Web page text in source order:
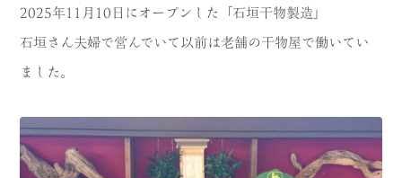
2025年11月10日にオープンした「石垣干物製造」
石垣さん夫婦で営んでいて以前は老舗の干物屋で働いてい
ました。